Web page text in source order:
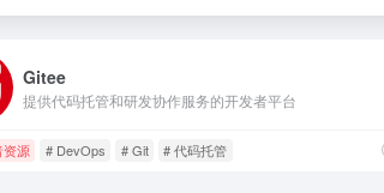
Gitee
提供代码托管和研发协作服务的开发者平台
资源 # DevOps # Git # 代码托管